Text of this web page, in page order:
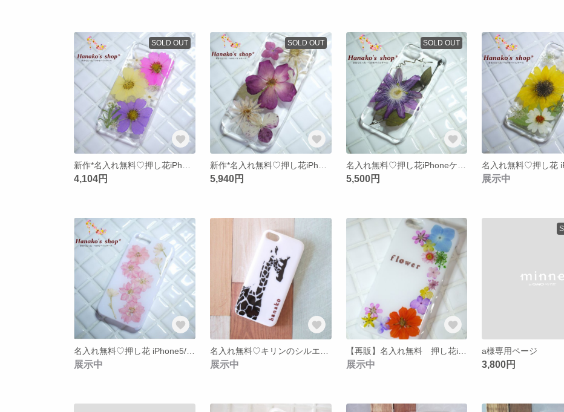
SOLD OUT
4,104円
SOLD OUT
5,940円
SOLD OUT
5,500円 展示中
展示中 展示中
【再販】名入れ無料 押し花iPhone5/5s ケース*【16】
展示中
a様専用ページ
3,800円